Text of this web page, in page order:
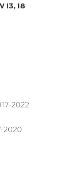
I3, I8
2022
2020